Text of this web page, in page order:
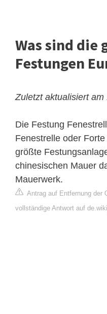
Was sind die
Festungen
Zuletzt aktualisiert
Die Festung
Fenestrelle oder
größte
chinesischen Mauer
Mauerwerk.
Antrag auf Entfernung der
vollständige Antwort auf